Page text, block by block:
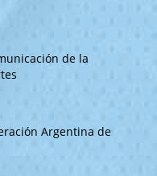
de la
Argentina de